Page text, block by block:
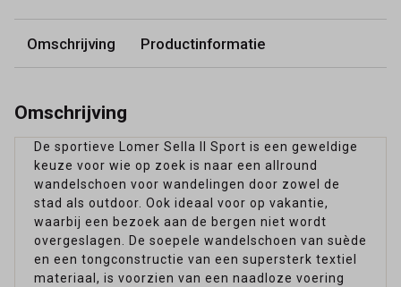
Omschrijving Productinformatie
Omschrijving
De sportieve Lomer Sella II Sport is een geweldige
keuze voor wie op zoek is naar een allround
wandelschoen voor wandelingen door zowel de
stad als outdoor. Ook ideaal voor op vakantie,
waarbij een bezoek aan de bergen niet wordt
overgeslagen. De soepele wandelschoen van suède
en een tongconstructie van een supersterk textiel
materiaal, is voorzien van een naadloze voering